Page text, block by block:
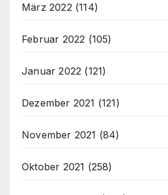
März 2022 (114)
Februar 2022 (105)
Januar 2022 (121)
Dezember 2021 (121)
November 2021 (84)
Oktober 2021 (258)